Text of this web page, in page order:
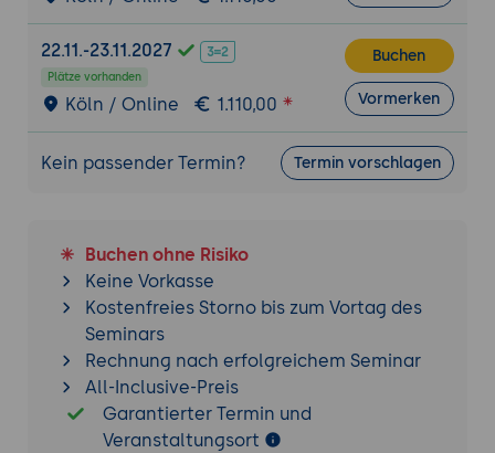
22.11.-23.11.2027
Plätze vorhanden
Köln / Online 1.110,00
Buchen
Vormerken
Kein passender Termin? Termin vorschlagen
Buchen ohne Risiko
Keine Vorkasse
Kostenfreies Storno bis zum Vortag des
Seminars
Rechnung nach erfolgreichem Seminar
All-Inclusive-Preis
Garantierter Termin und
Veranstaltungsort